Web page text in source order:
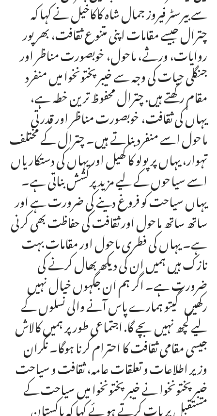
سے بیرسٹر فیروز جمال شاہ کاکاخیل نے کہا کہ
چترال جیسے مقامات اپنی متنوع ثقافت، بھرپور
روایات، ورثے، ماحول، خوبصورت مناظر اور
جنگلی حیات کی وجہ سے خیبرپختونخوا میں منفرد
مقام رکھتے ہیں. چترال محفوظ ترین خطہ ہے،
یہاں کی ثقافت، خوبصورت مناظر اور قدرتی
ماحول اسے منفرد بناتے ہیں۔ چترال کے مختلف
تہوار، یہاں پر پولو کا کھیل اور یہاں کی دستکاریاں
اسے سیاحوں کے لیے مزید پرکشش بناتی ہے۔
یہاں سیاحت کو فروغ دینے کی ضرورت ہے اور
ساتھ ساتھ ماحول اور ثقافت کی حفاظت بھی کرنی
ہے۔ یہاں کی فطری ماحول اور مقامات بہت
نازک ہیں ہمیں ان کی دیکھ بھال کرنے کی
ضرورت ہے۔ اگر ہم ان جگہوں خیال نہیں
رکھیں گیتو ہمارے پاس آنے والی نسلوں کے
لیے کچھ نہیں بچے گا. اجتماعی طور پر ہمیں کالاش
جیسی مقامی ثقافت کا احترام کرنا ہوگا۔ نگران
وزیر اطلاعات و تعلقات عامہ، ثقافت و سیاحت
خیبرپختونخوا نے خیبرپختونخوا میں سیاحت کے
مستقبل پر بات کرتے ہو ئے کہا کہ پاکستان